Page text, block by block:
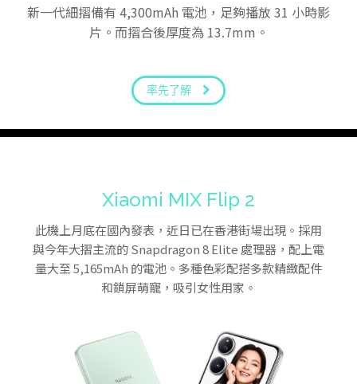
新一代細摺備有 4,300mAh 電池，足夠播放 31 小時影
片。而摺合後厚度為 13.7mm。
率先了解
Xiaomi MIX Flip 2
此機上月底在國內發表，近日已在香港街場出現。採用
與今年大摺主流的 Snapdragon 8 Elite 處理器，配上電
量大至 5,165mAh 的電池。多種色彩配搭多款精緻配件
和鎖屏萌寵，吸引女性用家。